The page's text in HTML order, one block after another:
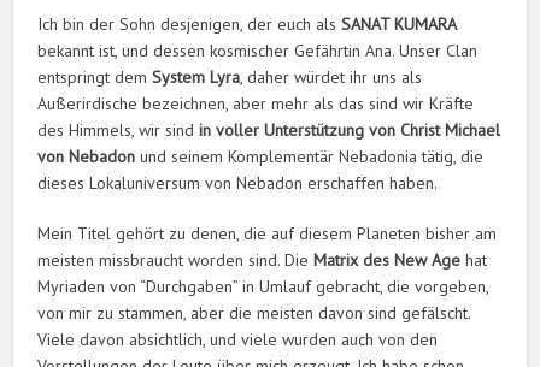
Ich bin der Sohn desjenigen, der euch alsSANAT KUMARA
bekannt ist, und dessen kosmischer Gefährtin Ana. Unser Clan
entspringt demSystem Lyra, daher würdet ihr uns als
Außerirdische bezeichnen, aber mehr als das sind wir Kräfte
des Himmels, wir sindin voller Unterstützung von Christ Michael
von Nebadon und seinem Komplementär Nebadonia tätig, die
dieses Lokaluniversum von Nebadon erschaffen haben.
Mein Titel gehört zu denen, die auf diesem Planeten bisher am
meisten missbraucht worden sind. DieMatrix des New Age hat
Myriaden von “Durchgaben” in Umlauf gebracht, die vorgeben,
von mir zu stammen, aber die meisten davon sind gefälscht.
Viele davon absichtlich, und viele wurden auch von den